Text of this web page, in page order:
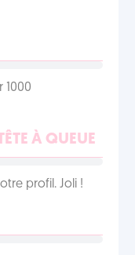
1000
À QUEUE
profil. Joli !